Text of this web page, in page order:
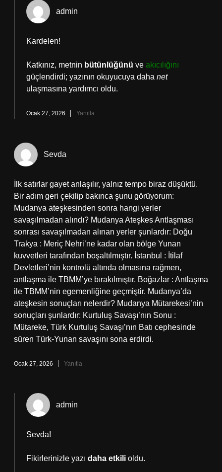
admin
Kardelen!
Katkınız, metnin bütünlüğünü ve akıcılığını
güçlendirdi; yazının okuyucuya daha net
ulaşmasına yardımcı oldu.
Ocak 27, 2026 Yanıtla
Sevda
İlk satırlar gayet anlaşılır, yalnız tempo biraz düşüktü.
Bir adım geri çekilip bakınca şunu görüyorum:
Mudanya ateşkesinden sonra hangi yerler
savaşılmadan alındı? Mudanya Ateşkes Antlaşması
sonrası savaşılmadan alınan yerler şunlardır: Doğu
Trakya : Meriç Nehri’ne kadar olan bölge Yunan
kuvvetleri tarafından boşaltılmıştır. İstanbul : İtilaf
Devletleri’nin kontrolü altında olmasına rağmen,
antlaşma ile TBMM’ye bırakılmıştır. Boğazlar : Antlaşma
ile TBMM’nin egemenliğine geçmiştir. Mudanya’da
ateşkesin sonuçları nelerdir? Mudanya Mütarekesi’nin
sonuçları şunlardır: Kurtuluş Savaşı’nın Sonu :
Mütareke, Türk Kurtuluş Savaşı’nın Batı cephesinde
süren Türk-Yunan savaşını sona erdirdi.
Ocak 27, 2026 Yanıtla
admin
Sevda!
Fikirlerinizle yazı daha etkili oldu.